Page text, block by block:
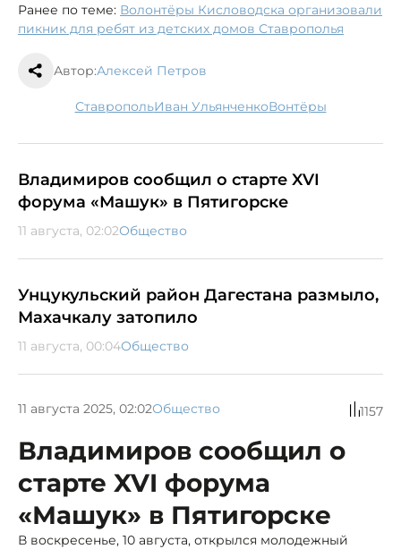
Ранее по теме: Волонтёры Кисловодска организовали
пикник для ребят из детских домов Ставрополья
Автор:Алексей Петров
Ставрополь Иван Ульянченко вонтёры
Владимиров сообщил о старте XVI
форума «Машук» в Пятигорске
11 августа, 02:02Общество
Унцукульский район Дагестана размыло,
Махачкалу затопило
11 августа, 00:04Общество
11 августа 2025, 02:02Общество 1157
Владимиров сообщил о
старте XVI форума
«Машук» в Пятигорске
В воскресенье, 10 августа, открылся молодежный